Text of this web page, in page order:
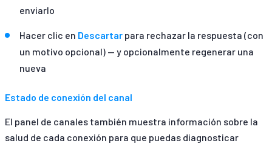
enviarlo
Hacer clic en Descartar para rechazar la respuesta (con
un motivo opcional) — y opcionalmente regenerar una
nueva
Estado de conexión del canal
El panel de canales también muestra información sobre la
salud de cada conexión para que puedas diagnosticar